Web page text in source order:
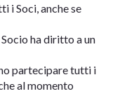
i Soci, anche se
ha diritto a un
partecipare tutti i
al momento